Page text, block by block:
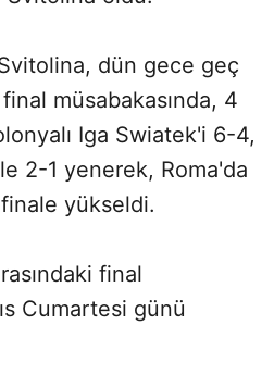
dün gece geç
müsabakasında, 4
Iga Swiatek'i 6-4,
2-1 yenerek, Roma'da
yükseldi.
final
Cumartesi günü